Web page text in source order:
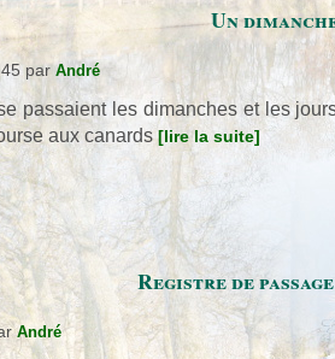
Un
parAndré
passaient les dimanches et les
aux canards[lire la suite]
Registre de
André